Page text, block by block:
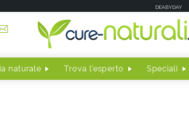
DEABYDAY
naturale Trova l'esperto Speciali